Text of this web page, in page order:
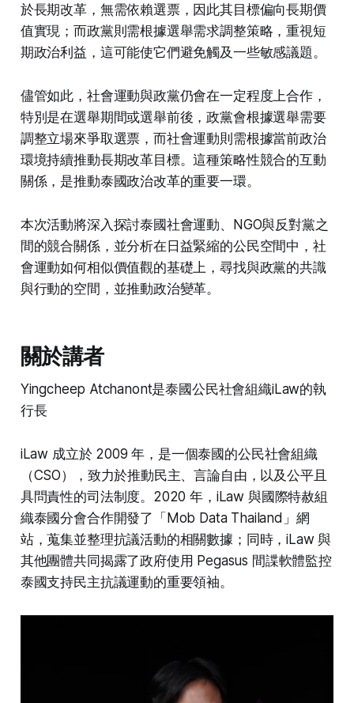
於長期改革，無需依賴選票，因此其目標偏向長期價
值實現；而政黨則需根據選舉需求調整策略，重視短
期政治利益，這可能使它們避免觸及一些敏感議題。
儘管如此，社會運動與政黨仍會在一定程度上合作，
特別是在選舉期間或選舉前後，政黨會根據選舉需要
調整立場來爭取選票，而社會運動則需根據當前政治
環境持續推動長期改革目標。這種策略性競合的互動
關係，是推動泰國政治改革的重要一環。
本次活動將深入探討泰國社會運動、NGO與反對黨之
間的競合關係，並分析在日益緊縮的公民空間中，社
會運動如何相似價值觀的基礎上，尋找與政黨的共識
與行動的空間，並推動政治變革。
關於講者
Yingcheep Atchanont是泰國公民社會組織iLaw的執
行長
iLaw 成立於 2009 年，是一個泰國的公民社會組織
（CSO），致力於推動民主、言論自由，以及公平且
具問責性的司法制度。2020 年，iLaw 與國際特赦組
織泰國分會合作開發了「Mob Data Thailand」網
站，蒐集並整理抗議活動的相關數據；同時，iLaw 與
其他團體共同揭露了政府使用 Pegasus 間諜軟體監控
泰國支持民主抗議運動的重要領袖。